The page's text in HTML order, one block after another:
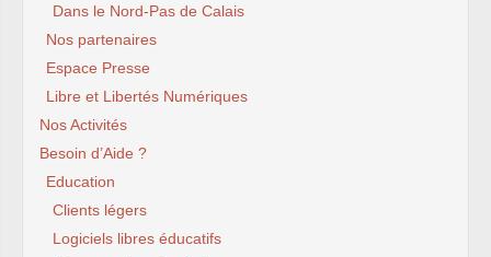
Dans le Nord-Pas de Calais
Nos partenaires
Espace Presse
Libre et Libertés Numériques
Nos Activités
Besoin d’Aide ?
Education
Clients légers
Logiciels libres éducatifs